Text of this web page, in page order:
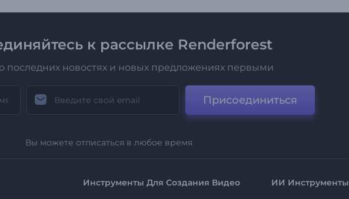
к рассылке Renderforest
последних новостях и новых предложениях первыми
Присоединиться
Вы можете отписаться в любое время
Инструменты Для Создания Видео ИИ Инструменты